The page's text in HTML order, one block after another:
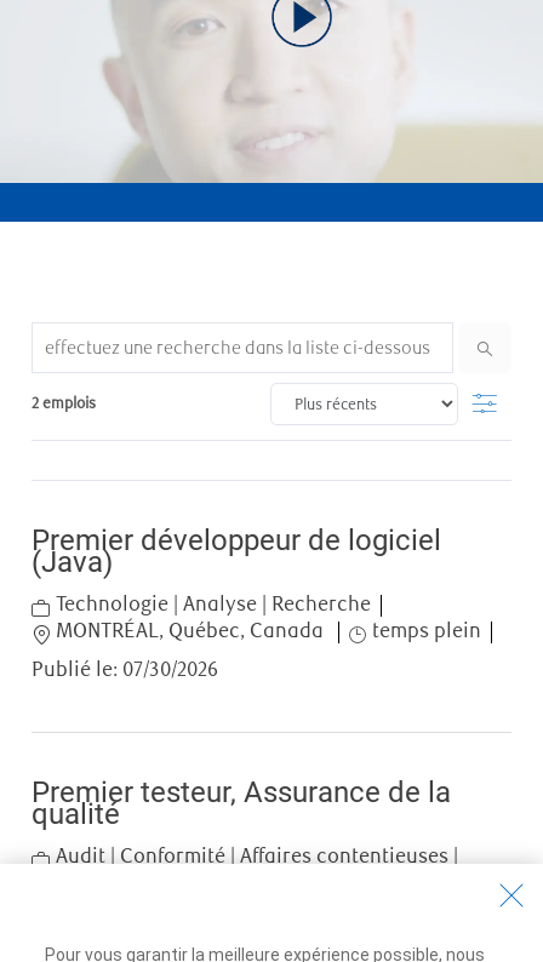
Search from below list
2emplois Filter
Premier développeur de logiciel
(Java)
Category
Technologie | Analyse | Recherche
Location
MONTRÉAL, Québec, Canada Job Type
temps plein
Publié le: 07/30/2026
Premier testeur, Assurance de la
qualité
Category
Audit | Conformité | Affaires contentieuses |
temps plein
Publié le:07/13/2026
Pour vous garantir la meilleure expérience possible, nous